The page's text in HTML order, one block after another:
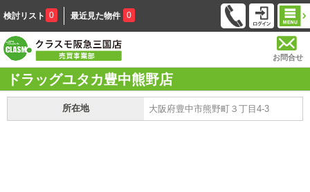
検討リスト 0 最近見た物件 0
お問合せ
ドラッグユタカ豊中熊野店
所在地 大阪府豊中市熊野町３丁目4-3